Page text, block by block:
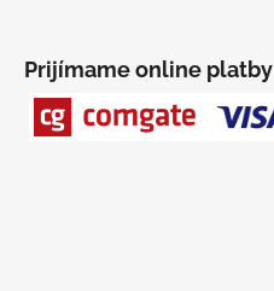
m
Prijímame online platby